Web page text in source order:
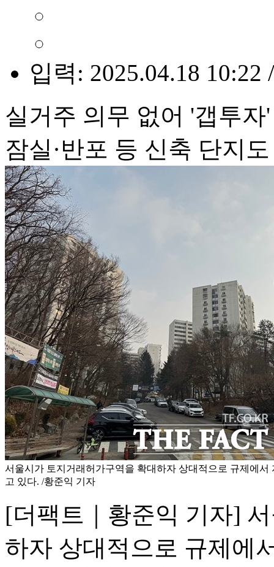
입력: 2025.04.18 10:22
실거주 의무 없어 '갭투
잠실·반포 등 신축 단지
서울시가 토지거래허가구역을 확대하자 상대적으로 규제에서
고 있다. /황준익 기자
[더팩트｜황준익 기자]
하자 상대적으로 규제에